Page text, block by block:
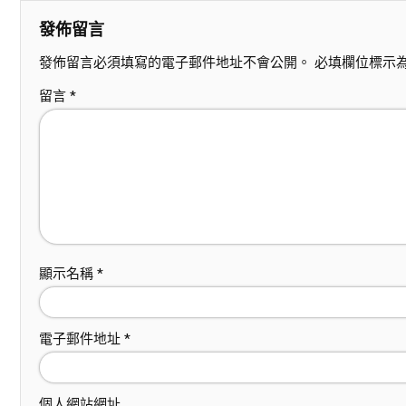
發佈留言
發佈留言必須填寫的電子郵件地址不會公開。 必填欄位標示
留言 *
顯示名稱 *
電子郵件地址 *